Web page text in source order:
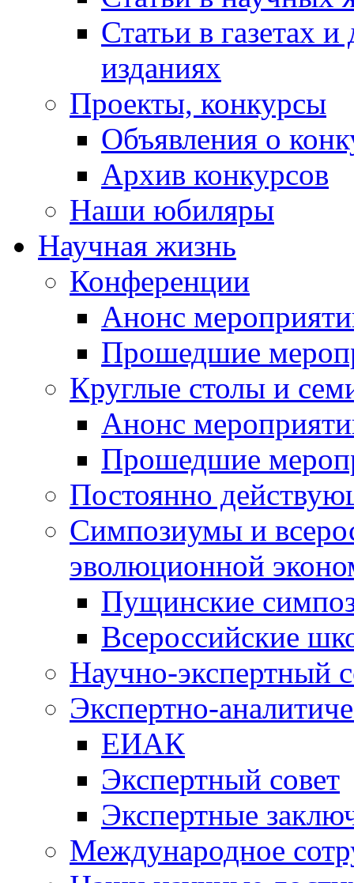
Статьи в газетах
изданиях
Проекты, конкурсы
Объявления о
Архив конкурсов
Наши юбиляры
Научная жизнь
Конференции
Анонс
Прошедшие
Круглые столы и
Анонс
Прошедшие
Постоянно
Симпозиумы и
эволюционной
Пущинские
Всероссийские
Научно-экспертный
Экспертно-
ЕИАК
Экспертный совет
Экспертные
Международное